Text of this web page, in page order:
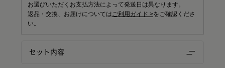
お選びいただくお支払方法によって発送日は異なります。
返品・交換、お届けについては ご利用ガイド >をご確認くださ
い。
セット内容